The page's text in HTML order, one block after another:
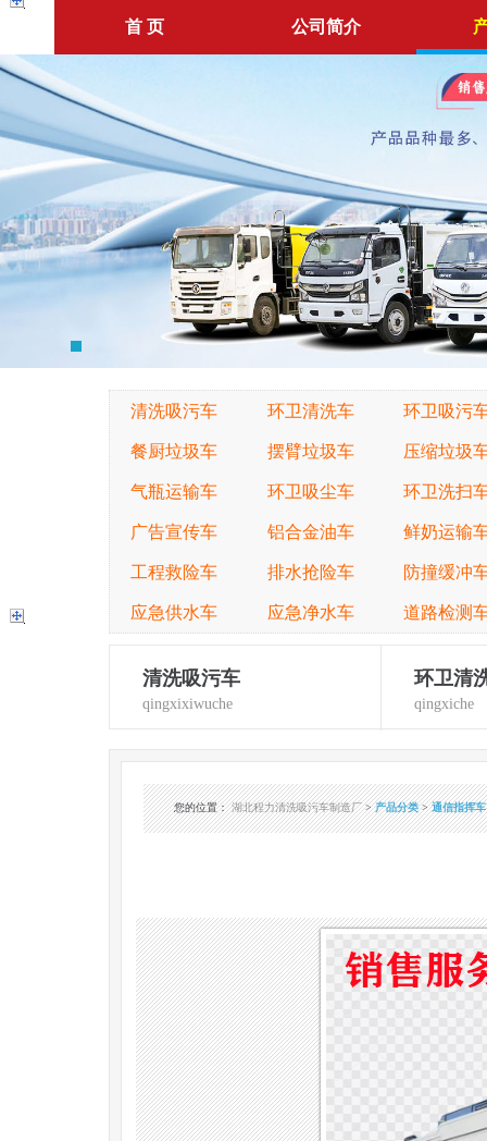
首 页 公司简介
清洗吸污车 环卫清洗车 环卫吸污
餐厨垃圾车 摆臂垃圾车 压缩垃圾
气瓶运输车 环卫吸尘车 环卫洗扫
广告宣传车 铝合金油车 鲜奶运输
工程救险车 排水抢险车 防撞缓冲
应急供水车 应急净水车 道路检测
清洗吸污车
qingxixiwuche
环卫清
qingxiche
您的位置：湖北程力清洗吸污车制造厂>产品分类>通信指挥车